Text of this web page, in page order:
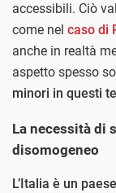
accessibili. Ciò
come nel caso di
anche in realtà
aspetto spesso
minori in questi
La necessità di
disomogeneo
L’Italia è un